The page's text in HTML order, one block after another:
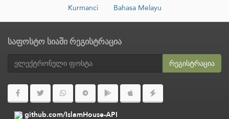
Kurmancî
Bahasa Melayu
საფოსტო სიაში რეგისტრაცია
რეგისტრაცია
github.com/IslamHouse-API